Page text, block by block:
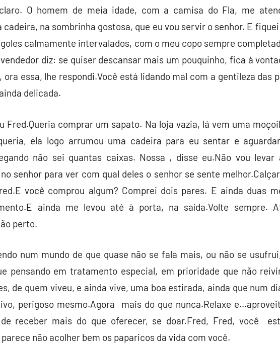
O homem de meia idade, com a camisa do Fla, me
cadeira, na sombrinha gostosa, que eu vou servir o senhor. E
calmamente intervalados, com o meu copo sempre
diz: se quiser descansar mais um pouquinho, fica à
ora essa, lhe respondi.Você está lidando mal com a gentileza das
delicada.
Fred.Queria comprar um sapato. Na loja vazia, lá vem uma
ela logo arrumou uma cadeira para eu sentar e
não sei quantas caixas. Nossa , disse eu.Não vou levar
senhor para ver com qual deles o senhor se sente
você comprou algum? Comprei dois pares. E ainda duas
ainda me levou até à porta, na saída.Volte sempre.
perto.
num mundo de que quase não se fala mais, ou não se
pensando em tratamento especial, em prioridade que não
de quem viveu, e ainda vive, uma boa estirada, ainda que num
perigoso mesmo.Agora mais do que nunca.Relaxe
receber mais do que oferecer, se doar.Fred, Fred, você
não acolher bem os paparicos da vida com você.